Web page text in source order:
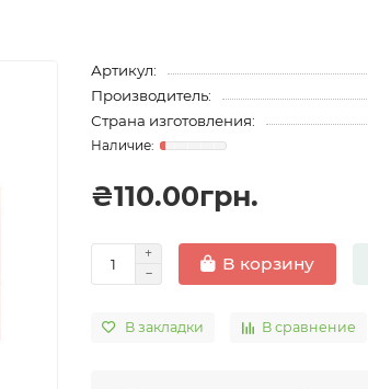
Артикул:
Производитель:
Страна изготовления:
₴110.00грн.
В корзину
В закладки В сравнение